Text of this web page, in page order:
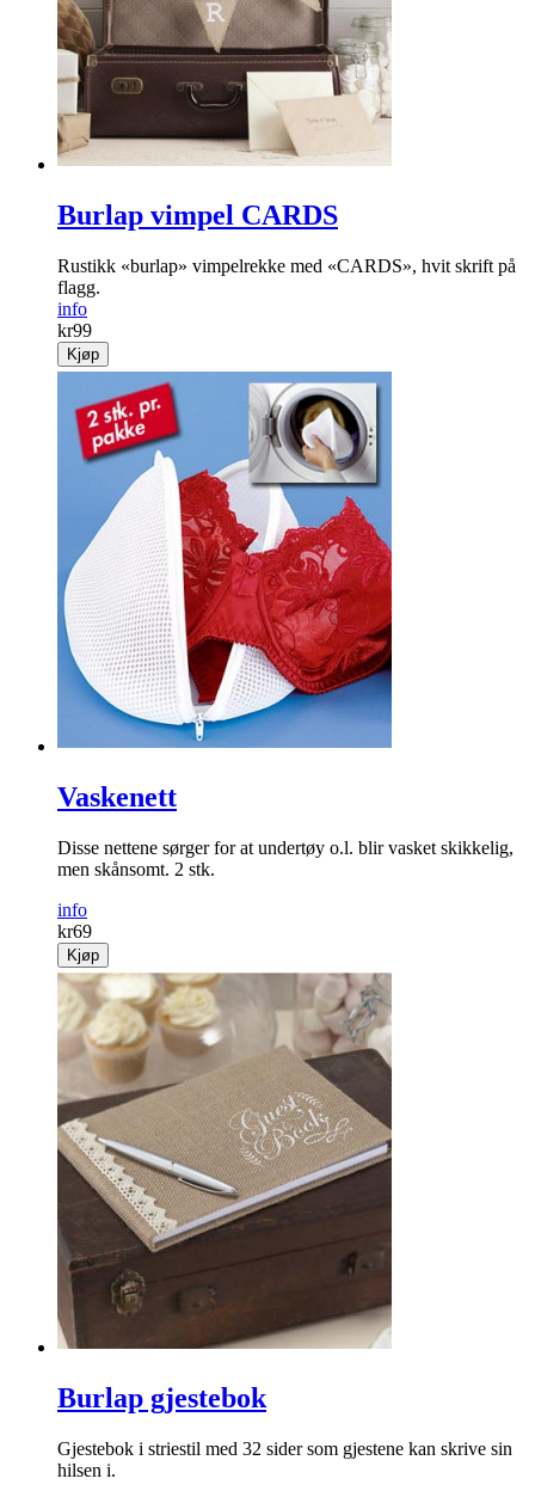
Burlap vimpel CARDS
Rustikk «burlap» vimpelrekke med «CARDS», hvit skrift på
flagg.
info
kr99
Kjøp
Vaskenett
Disse nettene sørger for at undertøy o.l. blir vasket skikkelig,
men skånsomt. 2 stk.
info
kr69
Kjøp
Burlap gjestebok
Gjestebok i striestil med 32 sider som gjestene kan skrive sin
hilsen i.